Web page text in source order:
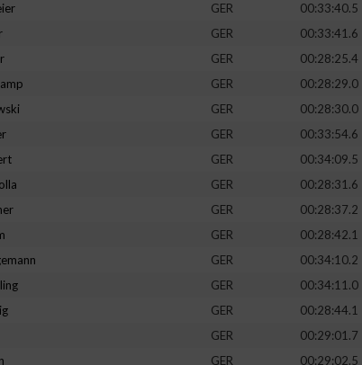
GER
00:33:40.5
GER
00:33:41.6
GER 00:28:25.4
GER
00:28:29.0
GER
00:28:30.0
GER
00:33:54.6
GER
00:34:09.5
GER 00:28:31.6
GER
00:28:37.2
GER
00:28:42.1
GER
00:34:10.2
GER
00:34:11.0
GER 00:28:44.1
GER
00:29:01.7
GER 00:29:02.5
identifizieren